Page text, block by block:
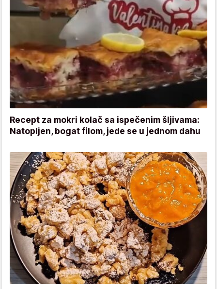
Recept za mokri kolač sa ispečenim šljivama:
Natopljen, bogat filom, jede se u jednom dahu